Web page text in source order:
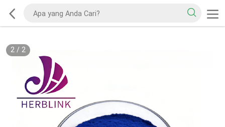
2/ 2